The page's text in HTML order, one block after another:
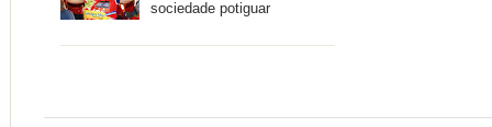
sociedade potiguar